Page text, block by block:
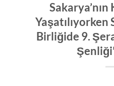
Yaşatılıyorken
Birliğide 9.